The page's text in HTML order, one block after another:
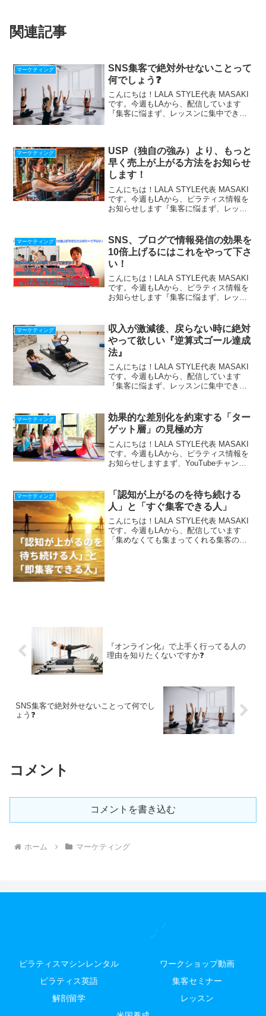
関連記事
マーケティング
SNS集客で絶対外せないことって
何でしょう❓
こんにちは！LALA STYLE代表 MASAKI
です。今週もLAから、配信しています
『集客に悩まず、レッスンに集中できる
マーケティング
USP（独自の強み）より、もっと
早く売上が上がる方法をお知らせ
します！
こんにちは！LALA STYLE代表 MASAKI
です。今週もLAから、ピラティス情報を
お知らせします『集客に悩まず、レッス
方・始め方22の動画マニュアル】プレ
ゼ...
マーケティング
SNS、ブログで情報発信の効果を
10倍上げるにはこれをやって下さ
い！
こんにちは！LALA STYLE代表 MASAKI
です。今週もLAから、ピラティス情報を
お知らせします『集客に悩まず、レッス
方・始め方22の動画マニュアル】プレ
ゼ...
マーケティング
収入が激減後、戻らない時に絶対
やって欲しい『逆算式ゴール達成
法』
こんにちは！LALA STYLE代表 MASAKI
です。今週もLAから、配信しています
『集客に悩まず、レッスンに集中できる
アル】贈呈⇩⇩ ピラティス・ヨガ指...
マーケティング
効果的な差別化を約束する「ター
ゲット層」の見極め方
こんにちは！LALA STYLE代表 MASAKI
です。今週もLAから、ピラティス情報を
お知らせしますまず、YouTubeチャンネ
たら、チャンネル登録お願いします！ネ
ッ...
マーケティング
「認知が上がるのを待ち続ける
人」と「すぐ集客できる人」
こんにちは！LALA STYLE代表 MASAKI
です。今週もLAから、配信しています
「集めなくても集まってくれる集客の流
『オンライン化』で上手く行ってる人の
理由を知りたくないですか❓
SNS集客で絶対外せないことって何でし
ょう❓
コメント
コメントを書き込む
ホーム マーケティング
ピラティスマシンレンタル
ワークショップ動画
ピラティス英語
集客セミナー
解剖留学
レッスン